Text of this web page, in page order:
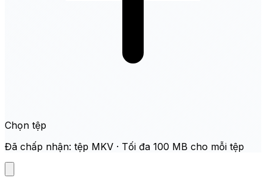
Chọn tệp
Đã chấp nhận: tệp MKV · Tối đa 100 MB cho mỗi tệp